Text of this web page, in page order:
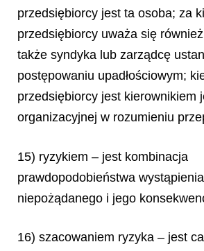
przedsiębiorcy jest ta osoba; za
przedsiębiorcy uważa się
także syndyka lub zarządcę
postępowaniu upadłościowym;
przedsiębiorcy jest kierownikiem
organizacyjnej w rozumieniu
15) ryzykiem – jest kombinacja
prawdopodobieństwa
niepożądanego i jego
16) szacowaniem ryzyka – jest